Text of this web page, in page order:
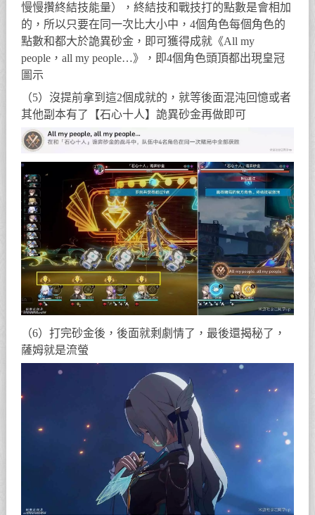
慢慢攢終結技能量），終結技和戰技打的點數是會相加
的，所以只要在同一次比大小中，4個角色每個角色的
點數和都大於詭異砂金，即可獲得成就《All my
people，all my people…》，即4個角色頭頂都出現皇冠
圖示
（5）沒提前拿到這2個成就的，就等後面混沌回憶或者
其他副本有了【石心十人】詭異砂金再做即可
（6）打完砂金後，後面就剩劇情了，最後還揭秘了，
薩姆就是流螢